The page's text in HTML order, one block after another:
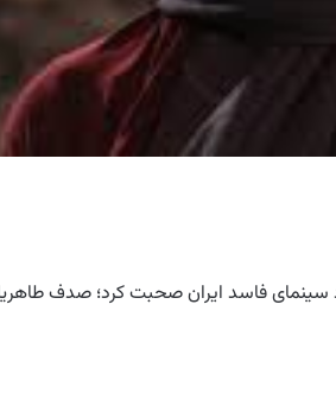
فاسد ایران صحبت کرد؛ صدف